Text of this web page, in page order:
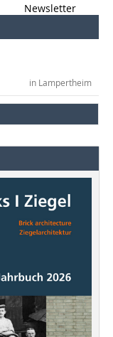
Newsletter
in Lampertheim